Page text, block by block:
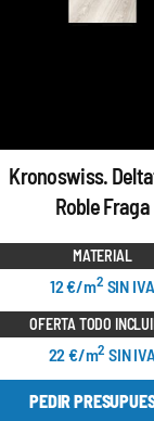
Kronoswiss.
Roble Fraga
MATERIAL
12 €/m2 SIN IVA
OFERTA TODO
22 €/m2 SIN
PEDIR